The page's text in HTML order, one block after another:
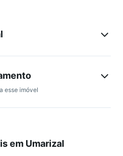
esse imóvel
em Umarizal